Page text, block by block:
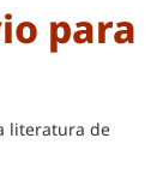
para
literatura de